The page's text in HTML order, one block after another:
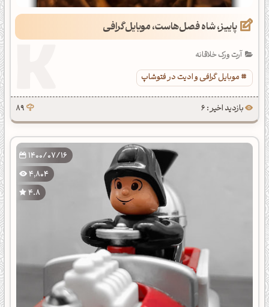
پاییز، شاه فصل‌هاست، موبایل‌گرافی
آرت ورک خلاقانه
موبایل گرافی و ادیت در فتوشاپ
بازدید اخیر : 6 89
1400/07/16
4,804
4.8